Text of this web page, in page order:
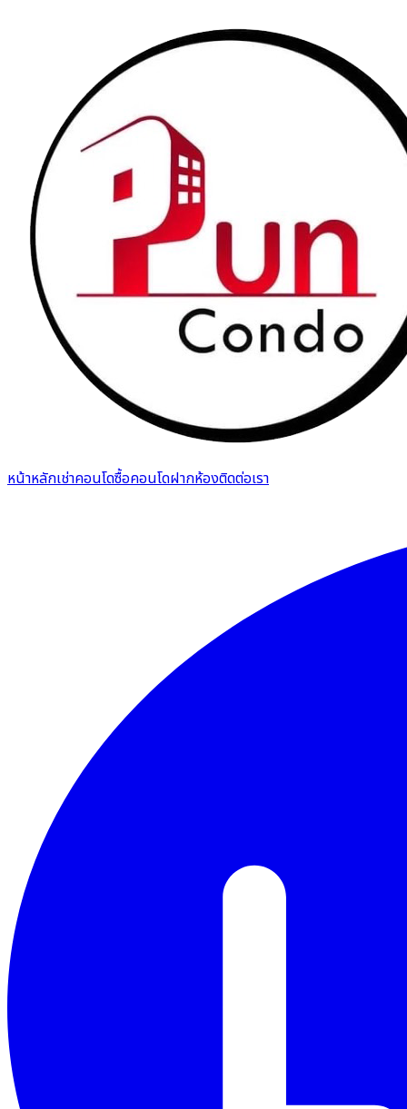
หน้าหลักเช่าคอนโดซื้อคอนโดฝากห้องติดต่อเรา